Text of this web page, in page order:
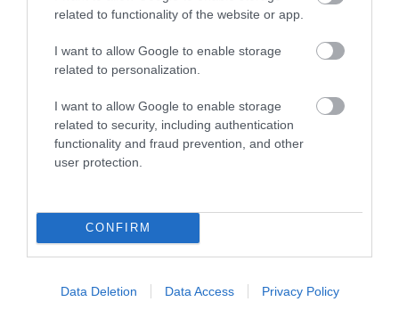
related to functionality of the website or app.
I want to allow Google to enable storage
related to personalization.
I want to allow Google to enable storage
related to security, including authentication
functionality and fraud prevention, and other
user protection.
CONFIRM
Data Deletion Data Access Privacy Policy
διαφοράς: Αυξήσεις για 670.000
συνταξιούχους από το 2026
EasyJet: Συμφωνία εξαγοράς 6,7 δισ. ευρώ
από την Apollo
ΚΩΣΤΑΣ ΚΑΛΛΙΑΝΤΕΡΗΣ